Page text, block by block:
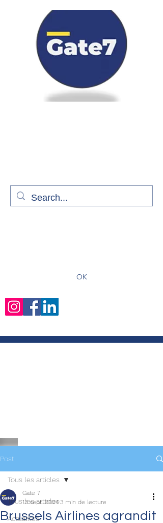
OK
Post
Tous les articles
Actualités
Tous les articles
Brussels Airlines agrandit
Gate 7
13 sept. 20243 min de lecture